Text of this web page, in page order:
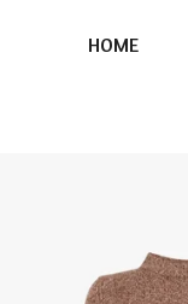
HOME